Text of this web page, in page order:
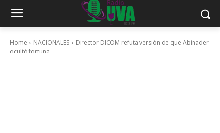
Home NACIONALES
Director DICOM refuta versión de que Abinader
ocultó fortuna